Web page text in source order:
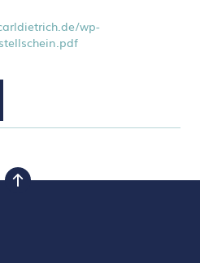
wp-
nach oben